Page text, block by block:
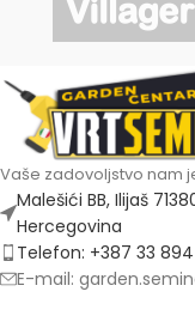
Vaše zadovoljstvo nam
Malešići BB, Ilijaš
Hercegovina
Telefon: +387 33
E-mail: